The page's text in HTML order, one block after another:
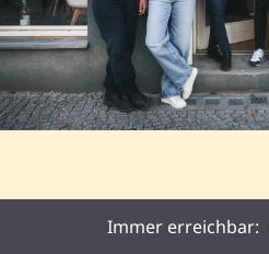
Immer erreichbar: